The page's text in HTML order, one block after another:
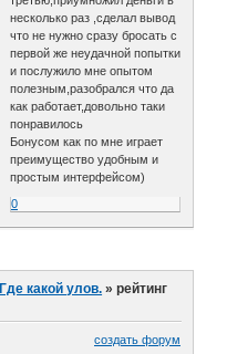
несколько раз ,сделал вывод
что не нужно сразу бросать с
первой же неудачной попытки
и послужило мне опытом
полезным,разобрался что да
как работает,довольно таки
понравилось
Бонусом как по мне играет
преимущество удобным и
простым интерфейсом)
0
Где какой улов. »рейтинг
создать форум